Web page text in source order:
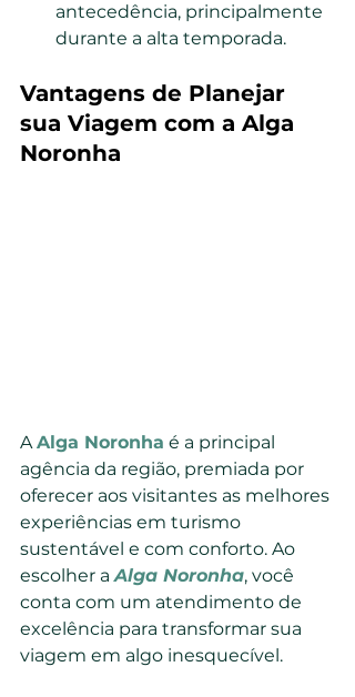
antecedência, principalmente
durante a alta temporada.
Vantagens de Planejar
sua Viagem com a Alga
Noronha
A Alga Noronha é a principal
agência da região, premiada por
oferecer aos visitantes as melhores
experiências em turismo
sustentável e com conforto. Ao
escolher a Alga Noronha, você
conta com um atendimento de
excelência para transformar sua
viagem em algo inesquecível.